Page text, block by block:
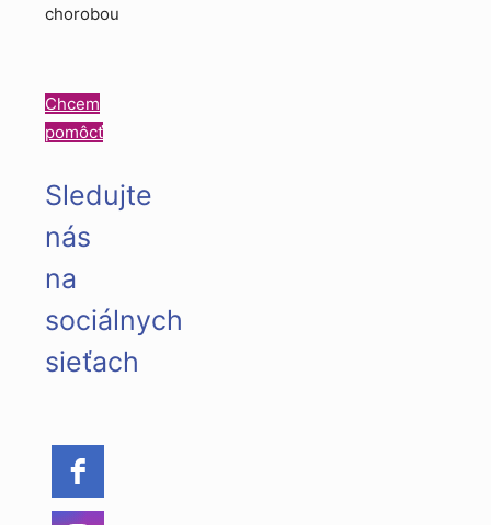
chorobou
Chcem
pomôcť
Sledujte
nás
na
sociálnych
sieťach